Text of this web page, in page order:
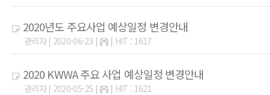
2020년도 주요사업 예상일정 변경안내
관리자 | 2020-06-23 | | HIT : 1617
2020 KWWA 주요 사업 예상일정 변경안내
관리자 | 2020-05-25 | | HIT : 1621